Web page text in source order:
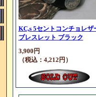
KC,s 5セントコンチョレザ
ブレスレット ブラック
3,900円
（税込：4,212円）